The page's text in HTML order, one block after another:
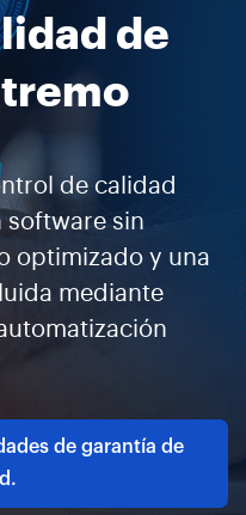
de
de calidad
software sin
optimizado y una
mediante
de garantía de